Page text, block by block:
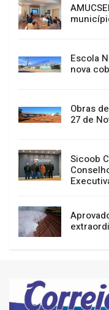
Escola
nova
Obras
27 de
Sicoob